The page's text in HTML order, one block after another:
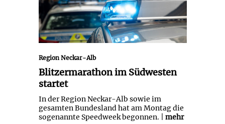
Region Neckar-Alb
Blitzermarathon im Südwesten
startet
In der Region Neckar-Alb sowie im
gesamten Bundesland hat am Montag die
sogenannte Speedweek begonnen. | mehr